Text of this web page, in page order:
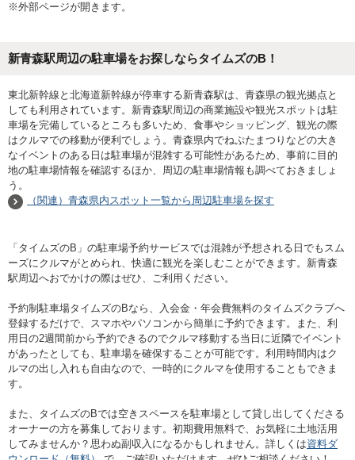
※外部ページが開きます。
新青森駅周辺の駐車場をお探しならタイムズのB！
東北新幹線と北海道新幹線が停車する新青森駅は、青森県の観光拠点と
しても利用されています。新青森駅周辺の商業施設や観光スポットは駐
車場を完備しているところも多いため、食事やショッピング、観光の際
はクルマでの移動が便利でしょう。青森県内でねぷたまつりなどの大き
なイベントのある日は駐車場が混雑する可能性があるため、事前に目的
地の駐車場情報を確認するほか、周辺の駐車場情報も調べておきましょ
う。
（関連）青森県内スポット一覧から周辺駐車場を探す
「タイムズのB」の駐車場予約サービスでは混雑が予想される日でもスム
ーズにクルマがとめられ、快適に観光を楽しむことができます。新青森
駅周辺へおでかけの際はぜひ、ご利用ください。
予約制駐車場タイムズのBなら、入会金・年会費無料のタイムズクラブへ
登録するだけで、スマホやパソコンから簡単に予約できます。また、利
用日の2週間前から予約できるのでクルマ移動する当日に近隣でイベント
があったとしても、駐車場を確保することが可能です。利用時間内はク
ルマの出し入れも自由なので、一時的にクルマを使用することもできま
す。
また、タイムズのBでは空きスペースを駐車場として貸し出してくださる
オーナーの方を募集しております。初期費用無料で、お気軽に土地活用
してみませんか？思わぬ副収入になるかもしれません。詳しくは資料ダ